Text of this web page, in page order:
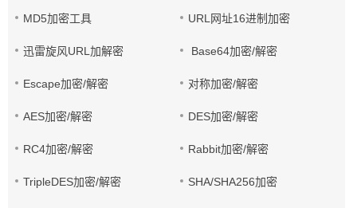
MD5加密工具 URL网址16进制加密
迅雷旋风URL加解密 Base64加密/解密
Escape加密/解密 对称加密/解密
AES加密/解密 DES加密/解密
RC4加密/解密 Rabbit加密/解密
TripleDES加密/解密 SHA/SHA256加密